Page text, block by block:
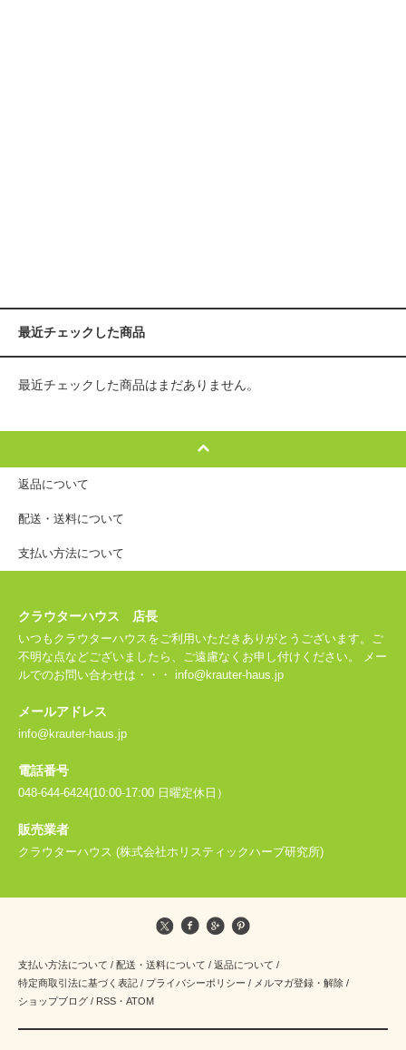
最近チェックした商品
最近チェックした商品はまだありません。
返品について
配送・送料について
支払い方法について
クラウターハウス 店長
いつもクラウターハウスをご利用いただきありがとうございます。ご
不明な点などございましたら、ご遠慮なくお申し付けください。 メー
ルでのお問い合わせは・・・ info@krauter-haus.jp
メールアドレス
info@krauter-haus.jp
電話番号
048-644-6424(10:00-17:00 日曜定休日）
販売業者
クラウターハウス (株式会社ホリスティックハーブ研究所)
支払い方法について / 配送・送料について / 返品について /
特定商取引法に基づく表記 / プライバシーポリシー / メルマガ登録・解除 /
ショップブログ / RSS ・ ATOM